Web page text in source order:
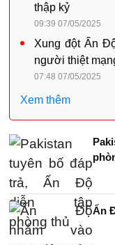
thập kỷ
09:39 07/05/2025
Xung đột Ấn
người thiệt
07:48 07/05/2025
Xem thêm
Ấn